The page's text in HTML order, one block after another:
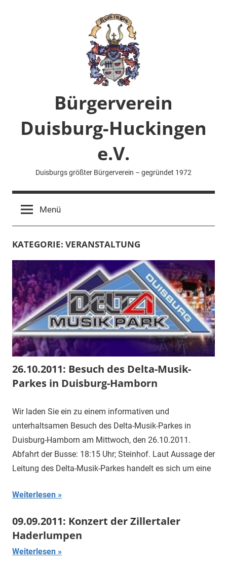
Bürgerverein
Duisburg-Huckingen
e.V.
Duisburgs größter Bürgerverein – gegründet 1972
Menü
KATEGORIE: VERANSTALTUNG
26.10.2011: Besuch des Delta-Musik-
Parkes in Duisburg-Hamborn
Wir laden Sie ein zu einem informativen und
unterhaltsamen Besuch des Delta-Musik-Parkes in
Duisburg-Hamborn am Mittwoch, den 26.10.2011.
Abfahrt der Busse: 18:15 Uhr; Steinhof. Laut Aussage der
Leitung des Delta-Musik-Parkes handelt es sich um eine
Weiterlesen
09.09.2011: Konzert der Zillertaler
Haderlumpen
Weiterlesen